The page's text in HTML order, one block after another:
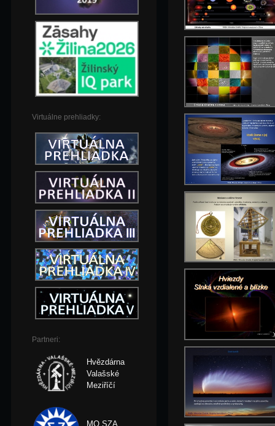
Virtuálne prehliadky:
Partneri:
Hvězdárna
Valašské
Meziříčí
MO SZA